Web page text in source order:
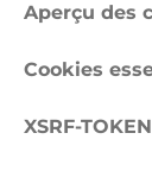
Aperçu des
Cookies
XSRF-TOKEN